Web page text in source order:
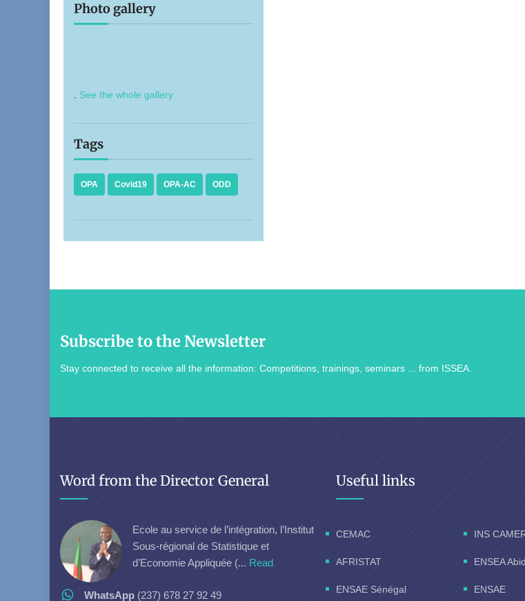
Photo gallery
See the whole gallery
Tags
OPA Covid19 OPA-AC ODD
Subscribe to the Newsletter
Stay connected to receive all the information: Competitions, trainings, seminars ... from ISSEA.
Word from the Director General
Ecole au service de l’intégration, l’Institut
Sous-régional de Statistique et
d’Economie Appliquée (... Read
WhatsApp (237) 678 27 92 49
Useful links
CEMAC INS
AFRISTAT ENSEA
ENSAE Sénégal ENSAE